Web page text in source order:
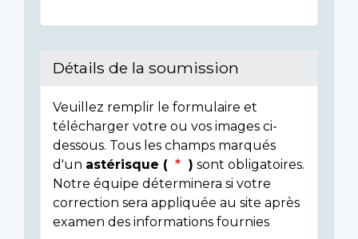
Détails de la soumission
Veuillez remplir le formulaire et
télécharger votre ou vos images ci-
dessous. Tous les champs marqués
d'un astérisque ( ) sont obligatoires.
Notre équipe déterminera si votre
correction sera appliquée au site après
examen des informations fournies